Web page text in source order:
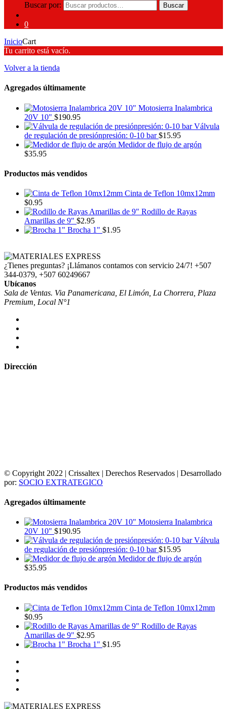
Buscar por:
Buscar
0
InicioCart
Tu carrito está vacío.
Volver a la tienda
Agregados últimamente
Motosierra Inalambrica
20V 10" $190.95
Válvula
de regulación de presiónpresión: 0-10 bar $15.95
Medidor de flujo de argón
$35.95
Productos más vendidos
Cinta de Teflon 10mx12mm
$0.95
Rodillo de Rayas
Amarillas de 9" $2.95
Brocha 1" $1.95
¿Tienes preguntas? ¡Llámanos contamos con servicio 24/7! +507
344-0379, +507 60249667
Ubícanos
Sala de Ventas. Via Panamericana, El Limón, La Chorrera, Plaza
Premium, Local N°1
Dirección
© Copyright 2022 | Crissaltex | Derechos Reservados | Desarrollado
por: SOCIO EXTRATEGICO
Agregados últimamente
Motosierra Inalambrica
20V 10" $190.95
Válvula
de regulación de presiónpresión: 0-10 bar $15.95
Medidor de flujo de argón
$35.95
Productos más vendidos
Cinta de Teflon 10mx12mm
$0.95
Rodillo de Rayas
Amarillas de 9" $2.95
Brocha 1" $1.95